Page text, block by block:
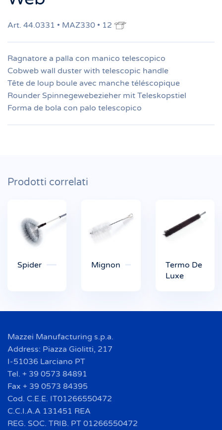
Art. 44.0331 • MAZ330 • 12
Ragnatore a palla con manico telescopico
Cobweb wall duster with telescopic handle
Tête de loup boule avec manche téléscopique
Rounder Spinnegewebezieher mit Teleskopstiel
Forma de bola con palo telescopico
Prodotti correlati
Spider Mignon
Termo De
Luxe
Mazzei Manufacturing s.p.a.
Address: Piazza Giolitti, 217
I-51036 Larciano PT
Tel. + 39 0573 84891
Fax + 39 0573 84395
Cod. C.E.E. IT01266550472
C.C.I.A.A 131451 REA
REG. SOC. TRIB. PT 01266550472